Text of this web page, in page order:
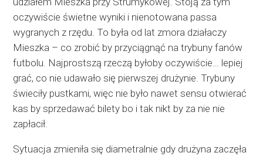
oczywiście świetne wyniki i nienotowana passa
wygranych z rzędu. To była od lat zmora działaczy
Mieszka – co zrobić by przyciągnąć na trybuny fanów
futbolu. Najprostszą rzeczą byłoby oczywiście… lepiej
grać, co nie udawało się pierwszej drużynie. Trybuny
świeciły pustkami, więc nie było nawet sensu otwierać
kas by sprzedawać bilety bo i tak nikt by za nie nie
zapłacił.
Sytuacja zmieniła się diametralnie gdy drużyna zaczęła